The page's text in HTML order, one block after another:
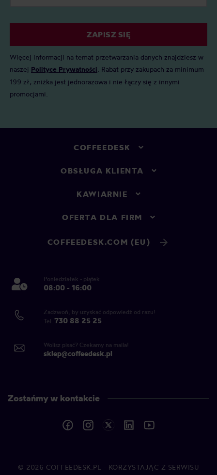
ZAPISZ SIĘ
Więcej informacji na temat przetwarzania danych znajdziesz w
naszej Polityce Prywatności . Rabat przy zakupach za minimum
199 zł, zniżka jest jednorazowa i nie łączy się z innymi
promocjami.
COFFEEDESK
OBSŁUGA KLIENTA
KAWIARNIE
OFERTA DLA FIRM
COFFEEDESK.COM (EU)
Poniedziałek - piątek
08:00 - 16:00
Zadzwoń, by uzyskać odpowiedź od razu!
Tel. 730 88 25 25
Wolisz pisać? Czekamy na maila!
sklep@coffeedesk.pl
Zostańmy w kontakcie
© 2026 COFFEEDESK.PL
- KORZYSTAJĄC Z SERWISU